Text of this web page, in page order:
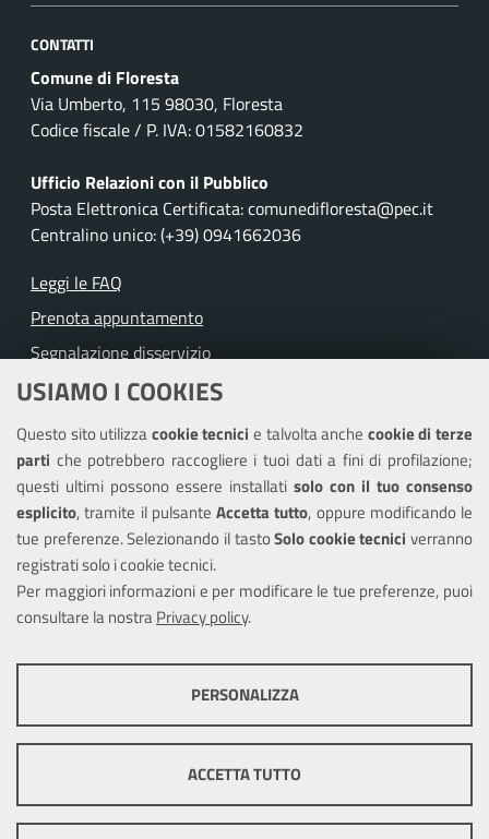
USIAMO I COOKIES
Questo sito utilizzacookie tecnicie talvolta anche cookie di terze
parti che potrebbero raccogliere i tuoi dati a fini di profilazione;
questi ultimi possono essere installati solo con il tuo consenso
esplicito, tramite il pulsante Accetta tutto, oppure modificando le
tue preferenze. Selezionando il tastoSolo cookie tecnici verranno
registrati solo i cookie tecnici.
Per maggiori informazioni e per modificare le tue preferenze, puoi
consultare la nostraPrivacy policy.
ottimale per ogni utente. Essi non raccolgono i tuoi dati e le tue
informazioni di navigazione per scopi di marketing e profilazione, e
pertanto possono essere utilizzati senza bisogno di acquisire il tuo
PERSONALIZZA
ACCETTA TUTTO
CONTATTI
Comune di Floresta
Via Umberto, 115 98030, Floresta
Codice fiscale / P. IVA: 01582160832
Ufficio Relazioni con il Pubblico
Posta Elettronica Certificata: comunedifloresta@pec.it
Centralino unico: (+39) 0941662036
Leggi le FAQ
Prenota appuntamento
Segnalazione disservizio
Richiesta assistenza
Amministrazione trasparente
Informativa privacy
Note legali
Piano di miglioramento dei servizi
Dichiarazione di accessibilità
Mappa del sito
Cookie